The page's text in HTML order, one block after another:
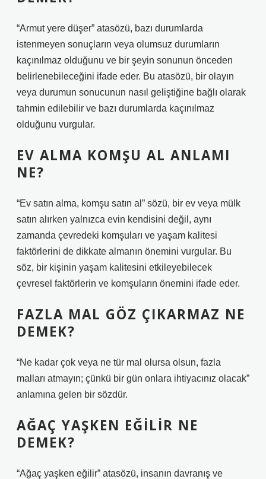
“Armut yere düşer” atasözü, bazı durumlarda
istenmeyen sonuçların veya olumsuz durumların
kaçınılmaz olduğunu ve bir şeyin sonunun önceden
belirlenebileceğini ifade eder. Bu atasözü, bir olayın
veya durumun sonucunun nasıl geliştiğine bağlı olarak
tahmin edilebilir ve bazı durumlarda kaçınılmaz
olduğunu vurgular.
EV ALMA KOMŞU AL ANLAMI
NE?
“Ev satın alma, komşu satın al” sözü, bir ev veya mülk
satın alırken yalnızca evin kendisini değil, aynı
zamanda çevredeki komşuları ve yaşam kalitesi
faktörlerini de dikkate almanın önemini vurgular. Bu
söz, bir kişinin yaşam kalitesini etkileyebilecek
çevresel faktörlerin ve komşuların önemini ifade eder.
FAZLA MAL GÖZ ÇIKARMAZ NE
DEMEK?
“Ne kadar çok veya ne tür mal olursa olsun, fazla
malları atmayın; çünkü bir gün onlara ihtiyacınız olacak”
anlamına gelen bir sözdür.
AĞAÇ YAŞKEN EĞILIR NE
DEMEK?
“Ağaç yaşken eğilir” atasözü, insanın davranış ve